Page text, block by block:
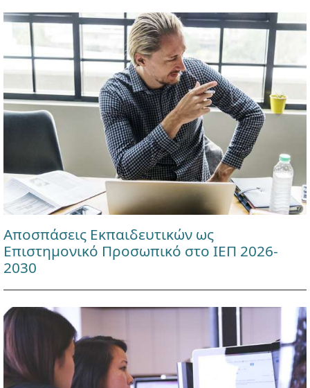
Αποσπάσεις Εκπαιδευτικών ως
Επιστημονικό Προσωπικό στο ΙΕΠ 2026-
2030